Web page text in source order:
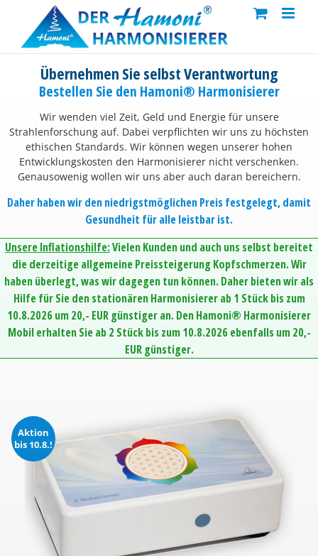
content
Übernehmen Sie selbst Verantwortung
Bestellen Sie den Hamoni® Harmonisierer
Wir wenden viel Zeit, Geld und Energie für unsere
Strahlenforschung auf. Dabei verpflichten wir uns zu höchsten
ethischen Standards. Wir können wegen unserer hohen
Entwicklungskosten den Harmonisierer nicht verschenken.
Genausowenig wollen wir uns aber auch daran bereichern.
Daher haben wir den niedrigstmöglichen Preis festgelegt, damit
Gesundheit für alle leistbar ist.
Unsere Inflationshilfe:Vielen Kunden und auch uns selbst bereitet
die derzeitige allgemeine Preissteigerung Kopfschmerzen. Wir
haben überlegt, was wir dagegen tun können. Daher bieten wir als
Hilfe für Sie den stationären Harmonisierer ab 1 Stück bis zum
10.8.2026 um 20,- EUR günstiger an. Den Hamoni® Harmonisierer
Mobil erhalten Sie ab 2 Stück bis zum 10.8.2026 ebenfalls um 20,-
EUR günstiger.
Aktion
bis 10.8.!